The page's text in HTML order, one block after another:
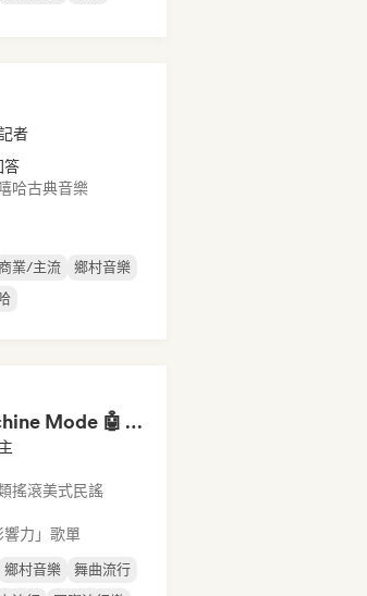
者
答
哈古典音樂
業/主流
鄉村音樂
Pop Machine Mode 🤖 AI Music, Indie Pop & Dream Pop
搖滾美式民謠
力」歌單
鄉村音樂
舞曲流行